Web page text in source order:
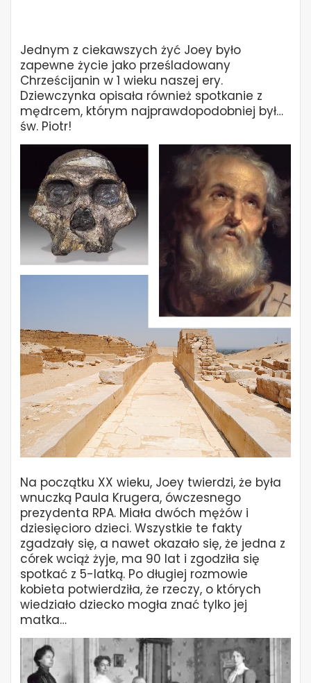
Jednym z ciekawszych żyć Joey było
zapewne życie jako prześladowany
Chrześcijanin w 1 wieku naszej ery.
Dziewczynka opisała również spotkanie z
mędrcem, którym najprawdopodobniej był…
św. Piotr!
Na początku XX wieku, Joey twierdzi, że była
wnuczką Paula Krugera, ówczesnego
prezydenta RPA. Miała dwóch mężów i
dziesięcioro dzieci. Wszystkie te fakty
zgadzały się, a nawet okazało się, że jedna z
córek wciąż żyje, ma 90 lat i zgodziła się
spotkać z 5-latką. Po długiej rozmowie
kobieta potwierdziła, że rzeczy, o których
wiedziało dziecko mogła znać tylko jej
matka…